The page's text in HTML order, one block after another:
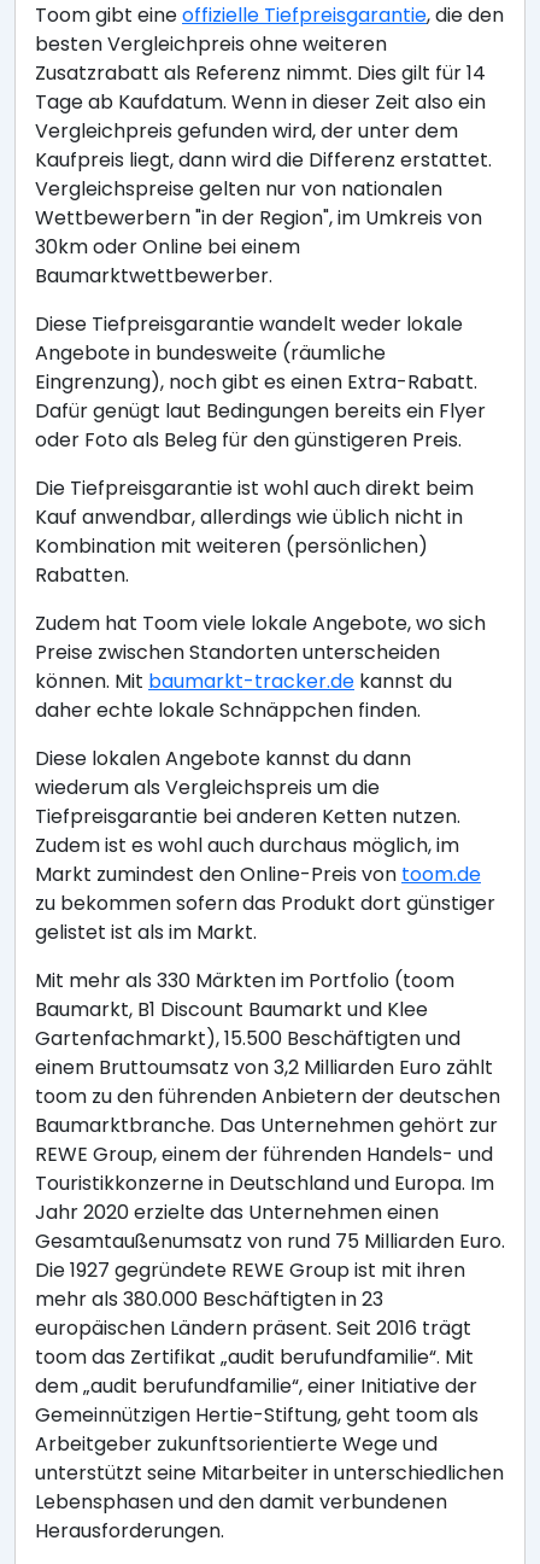
Toom gibt eineoffizielle Tiefpreisgarantie, die den
besten Vergleichpreis ohne weiteren
Zusatzrabatt als Referenz nimmt. Dies gilt für 14
Tage ab Kaufdatum. Wenn in dieser Zeit also ein
Vergleichpreis gefunden wird, der unter dem
Kaufpreis liegt, dann wird die Differenz erstattet.
Vergleichspreise gelten nur von nationalen
Wettbewerbern "in der Region", im Umkreis von
30km oder Online bei einem
Baumarktwettbewerber.
Diese Tiefpreisgarantie wandelt weder lokale
Angebote in bundesweite (räumliche
Eingrenzung), noch gibt es einen Extra-Rabatt.
Dafür genügt laut Bedingungen bereits ein Flyer
oder Foto als Beleg für den günstigeren Preis.
Die Tiefpreisgarantie ist wohl auch direkt beim
Kauf anwendbar, allerdings wie üblich nicht in
Kombination mit weiteren (persönlichen)
Rabatten.
Zudem hat Toom viele lokale Angebote, wo sich
Preise zwischen Standorten unterscheiden
können. Mit baumarkt-tracker.de kannst du
daher echte lokale Schnäppchen finden.
Diese lokalen Angebote kannst du dann
wiederum als Vergleichspreis um die
Tiefpreisgarantie bei anderen Ketten nutzen.
Zudem ist es wohl auch durchaus möglich, im
Markt zumindest den Online-Preis von toom.de
zu bekommen sofern das Produkt dort günstiger
gelistet ist als im Markt.
Mit mehr als 330 Märkten im Portfolio (toom
Baumarkt, B1 Discount Baumarkt und Klee
Gartenfachmarkt), 15.500 Beschäftigten und
einem Bruttoumsatz von 3,2 Milliarden Euro zählt
toom zu den führenden Anbietern der deutschen
Baumarktbranche. Das Unternehmen gehört zur
REWE Group, einem der führenden Handels- und
Touristikkonzerne in Deutschland und Europa. Im
Jahr 2020 erzielte das Unternehmen einen
Gesamtaußenumsatz von rund 75 Milliarden Euro.
Die 1927 gegründete REWE Group ist mit ihren
mehr als 380.000 Beschäftigten in 23
europäischen Ländern präsent. Seit 2016 trägt
toom das Zertifikat „audit berufundfamilie“. Mit
dem „audit berufundfamilie“, einer Initiative der
Gemeinnützigen Hertie-Stiftung, geht toom als
Arbeitgeber zukunftsorientierte Wege und
unterstützt seine Mitarbeiter in unterschiedlichen
Lebensphasen und den damit verbundenen
Herausforderungen.